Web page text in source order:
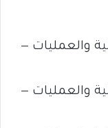
والعمليات —
والعمليات —